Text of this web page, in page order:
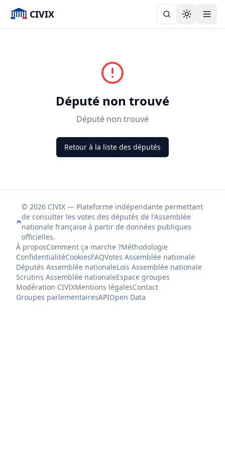
CIVIX Toggle
Député non trouvé
Député non trouvé
Retour à la liste des députés
© 2026 CIVIX — Plateforme indépendante permettant
de consulter les votes des députés de l'Assemblée
nationale française à partir de données publiques
officielles.
À proposComment ça marche ?Méthodologie
ConfidentialitéCookiesFAQVotes Assemblée nationale
Députés Assemblée nationaleLois Assemblée nationale
Scrutins Assemblée nationaleEspace groupes
Modération CIVIXMentions légalesContact
Groupes parlementairesAPIOpen Data